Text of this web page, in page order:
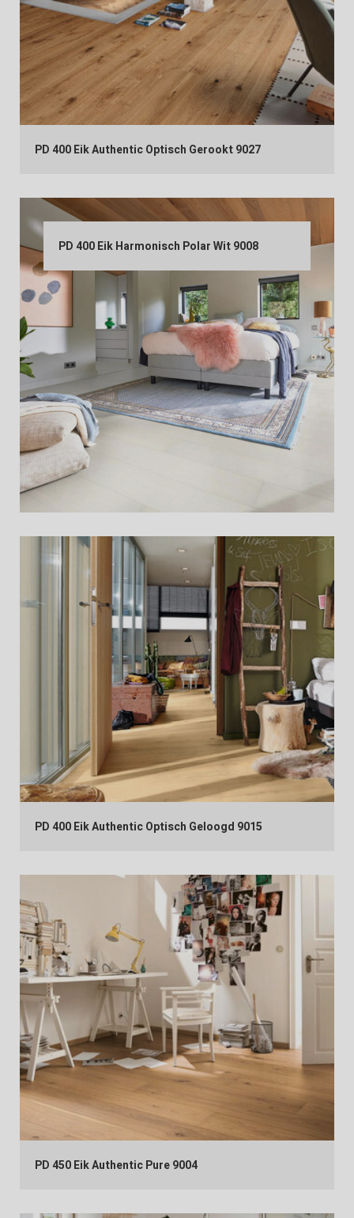
PD 400 Eik Authentic Optisch Gerookt 9027
PD 400 Eik Harmonisch Polar Wit 9008
PD 400 Eik Authentic Optisch Geloogd 9015
PD 450 Eik Authentic Pure 9004